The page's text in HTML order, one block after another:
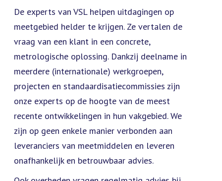
De experts van VSL helpen uitdagingen op
meetgebied helder te krijgen. Ze vertalen de
vraag van een klant in een concrete,
metrologische oplossing. Dankzij deelname in
meerdere (internationale) werkgroepen,
projecten en standaardisatiecommissies zijn
onze experts op de hoogte van de meest
recente ontwikkelingen in hun vakgebied. We
zijn op geen enkele manier verbonden aan
leveranciers van meetmiddelen en leveren
onafhankelijk en betrouwbaar advies.